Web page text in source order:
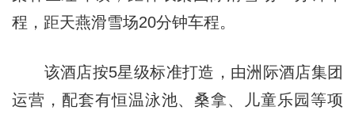
程，距天燕滑雪场20分钟车程。
该酒店按5星级标准打造，由洲际酒店集团
运营，配套有恒温泳池、桑拿、儿童乐园等项